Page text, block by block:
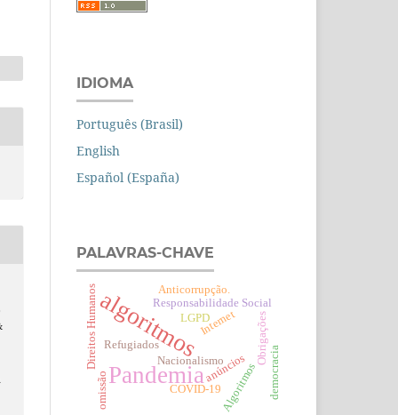
IDIOMA
Português (Brasil)
English
Español (España)
PALAVRAS-CHAVE
algoritmos
Pandemia
Responsabilidade Social
Direitos Humanos Internet
Nacionalismo
Refugiados
anúncios
Algoritmos
LGPD Obrigações
omissão democracia
Anticorrupção.
COVID-19